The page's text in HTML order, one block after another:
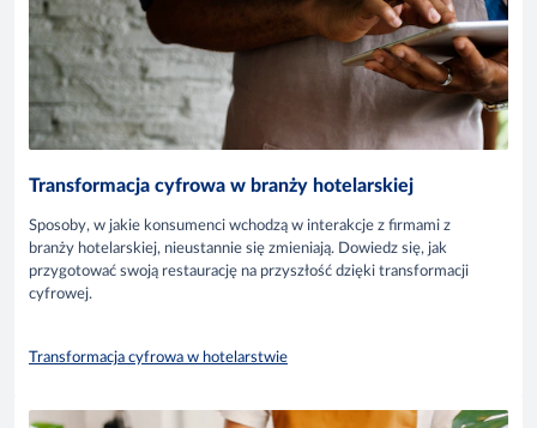
Transformacja cyfrowa w branży hotelarskiej
Sposoby, w jakie konsumenci wchodzą w interakcje z firmami z
branży hotelarskiej, nieustannie się zmieniają. Dowiedz się, jak
przygotować swoją restaurację na przyszłość dzięki transformacji
cyfrowej.
Transformacja cyfrowa w hotelarstwie